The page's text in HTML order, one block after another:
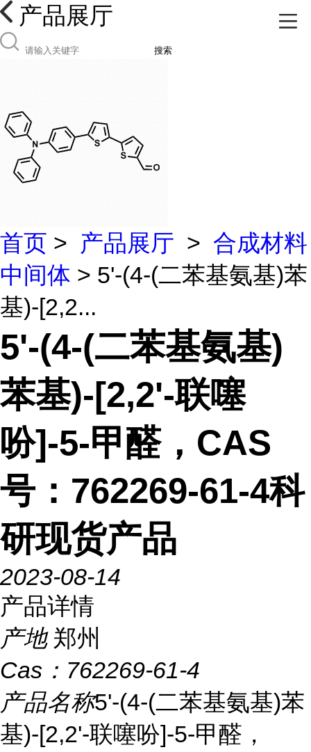
产品展厅
搜索
首页 > 产品展厅 > 合成材料
中间体 > 5'-(4-(二苯基氨基)苯
基)-[2,2...
5'-(4-(二苯基氨基)
苯基)-[2,2'-联噻
吩]-5-甲醛，CAS
号：762269-61-4科
研现货产品
2023-08-14
产品详情
产地 郑州
Cas： 762269-61-4
产品名称5'-(4-(二苯基氨基)苯
基)-[2,2'-联噻吩]-5-甲醛，